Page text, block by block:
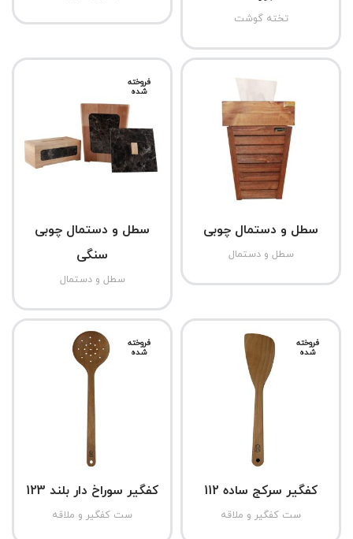
تخته گوشت
سطل و دستمال چوبی
سطل و دستمال
فروخته
شده
سطل و دستمال چوبی
سنگی
سطل و دستمال
فروخته
شده
کفگیر سرکج ساده 112
ست کفگیر و ملاقه
فروخته
شده
کفگیر سوراخ دار بلند 123
ست کفگیر و ملاقه